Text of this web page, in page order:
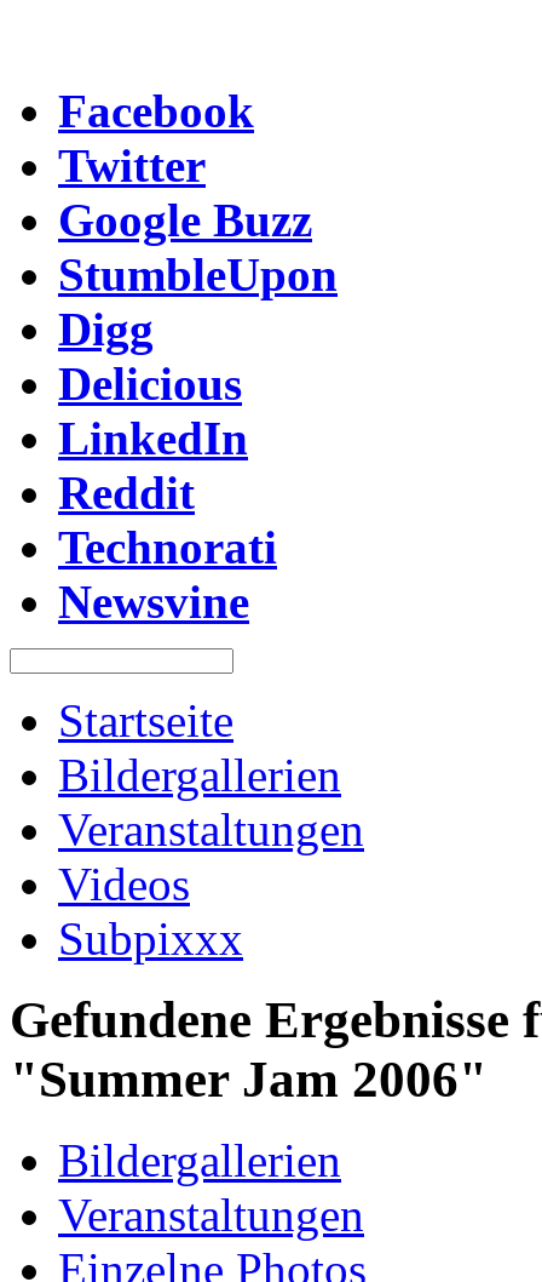
Facebook
Twitter
Google Buzz
StumbleUpon
Digg
Delicious
LinkedIn
Reddit
Technorati
Newsvine
Startseite
Bildergallerien
Veranstaltungen
Videos
Subpixxx
Gefundene Ergebnisse
"Summer Jam 2006"
Bildergallerien
Veranstaltungen
Einzelne Photos